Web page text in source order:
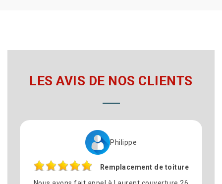
LES AVIS DE NOS CLIENTS
de toiture
Réparation